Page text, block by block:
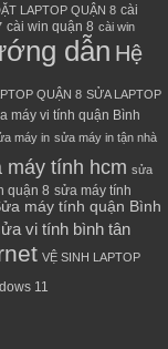
LAPTOP QUẬN 8 cài
cài win quận 8 cài win
dẫn Hệ
QUẬN 8 SỬA LAPTOP
máy vi tính quận Bình
máy in sửa máy in tận nhà
máy tính hcm sửa
quận 8 sửa máy tính
máy tính quận Bình
vi tính bình tân
VỆ SINH LAPTOP
11